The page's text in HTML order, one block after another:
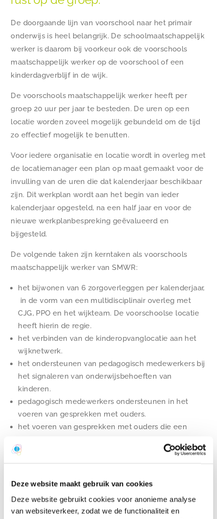
Deze website maakt gebruik van cookies
Deze website gebruikt cookies voor anonieme analyse
van websiteverkeer, zodat we de functionaliteit en
De doorgaande lijn van voorschool naar het primair
onderwijs is heel belangrijk. De schoolmaatschappelijk
werker is daarom bij voorkeur ook de voorschools
maatschappelijk werker op de voorschool of een
kinderdagverblijf in de wijk.
De voorschools maatschappelijk werker heeft per
groep 20 uur per jaar te besteden. De uren op een
locatie worden zoveel mogelijk gebundeld om de tijd
zo effectief mogelijk te benutten.
Voor iedere organisatie en locatie wordt in overleg met
de locatiemanager een plan op maat gemaakt voor de
invulling van de uren die dat kalenderjaar beschikbaar
zijn. Dit werkplan wordt aan het begin van ieder
kalenderjaar opgesteld, na een half jaar en voor de
nieuwe werkplanbespreking geëvalueerd en
bijgesteld.
De volgende taken zijn kerntaken als voorschools
maatschappelijk werker van SMWR:
het bijwonen van 6 zorgoverleggen per kalenderjaar,
in de vorm van een multidisciplinair overleg met
CJG, PPO en het wijkteam. De voorschoolse locatie
heeft hierin de regie.
het verbinden van de kinderopvanglocatie aan het
wijknetwerk.
het ondersteunen van pedagogisch medewerkers bij
het signaleren van onderwijsbehoeften van
kinderen.
pedagogisch medewerkers ondersteunen in het
voeren van gesprekken met ouders.
het voeren van gesprekken met ouders die een
verwijzen van ouders naar de juiste hulpverlening
(vaak is dit het wijkteam) en het gezin blijven volgen.
ouders en meedenken over het vergroten van de
ouderbetrokkenheid.